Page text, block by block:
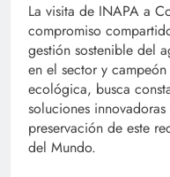
La visita de INAPA a
compromiso
gestión sostenible del
en el sector y
ecológica, busca
soluciones
preservación de este
del Mundo.